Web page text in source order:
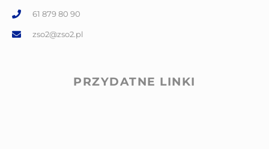
61 879 80 90
zso2@zso2.pl
PRZYDATNE LINKI